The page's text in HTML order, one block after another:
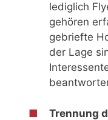
lediglich
gehören
gebriefte
der Lage
Trennung